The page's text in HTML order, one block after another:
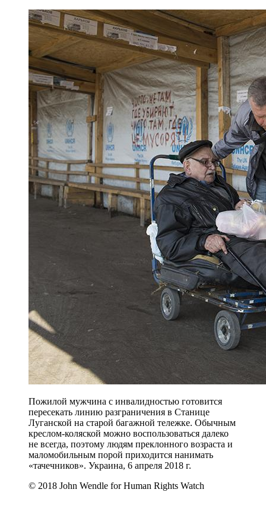
Пожилой мужчина с инвалидностью готовится
пересекать линию разграничения в Станице
Луганской на старой багажной тележке. Обычным
креслом-коляской можно воспользоваться далеко
не всегда, поэтому людям преклонного возраста и
маломобильным порой приходится нанимать
«тачечников». Украина, 6 апреля 2018 г.
© 2018 John Wendle for Human Rights Watch